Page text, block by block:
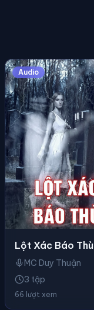
Audio
Lột Xác Báo Thù
MC Duy Thuận
3 tập
66 lượt xem